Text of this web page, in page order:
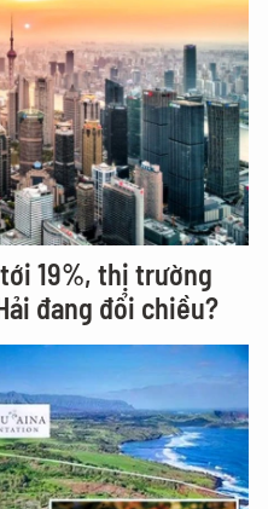
19%, thị trường
đang đổi chiều?